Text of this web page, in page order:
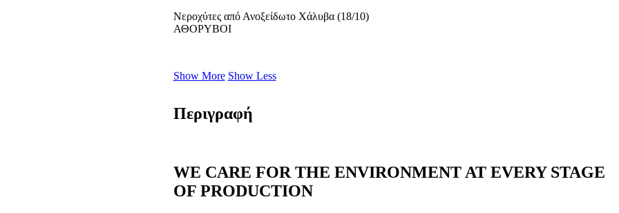
Νεροχύτες από Ανοξείδωτο Χάλυβα (18/10)
ΑΘΟΡΥΒΟΙ
Show More Show Less
Περιγραφή
WE CARE FOR THE ENVIRONMENT AT EVERY STAGE
OF PRODUCTION